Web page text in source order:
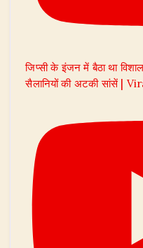
जिप्सी के इंजन में बैठा था
सैलानियों की अटकी सांसें |